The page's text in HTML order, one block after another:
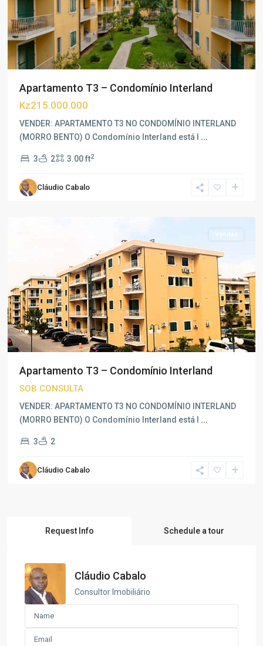
Apartamento T3 – Condomínio Interland
Kz215.000.000
VENDER: APARTAMENTO T3 NO CONDOMÍNIO INTERLAND
(MORRO BENTO) O Condomínio Interland está l ...
3 2 3.00 ft2
Cláudio Cabalo
Morro
Bento,
Vendas
Apartamento T3 – Condomínio Interland
SOB CONSULTA
VENDER: APARTAMENTO T3 NO CONDOMÍNIO INTERLAND
(MORRO BENTO) O Condomínio Interland está l ...
3 2
Cláudio Cabalo
Request Info Schedule a tour
Cláudio Cabalo
Consultor Imobiliário